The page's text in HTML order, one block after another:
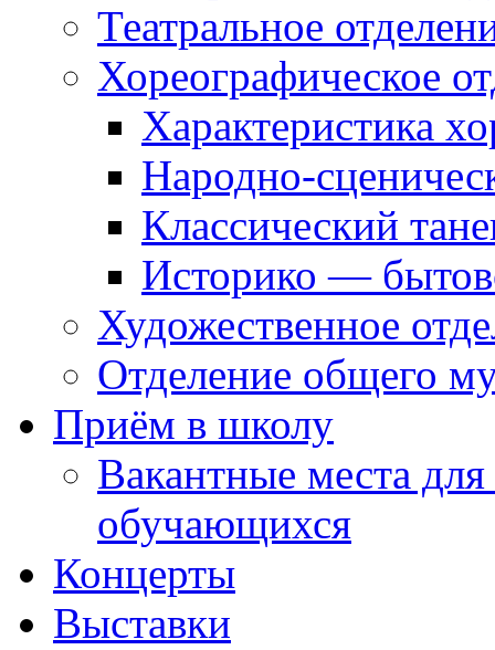
Театральное
Хореографическое
Характеристика
Народно-
Классический
Историко —
Художественное
Отделение общего
Приём в школу
Вакантные места
обучающихся
Концерты
Выставки